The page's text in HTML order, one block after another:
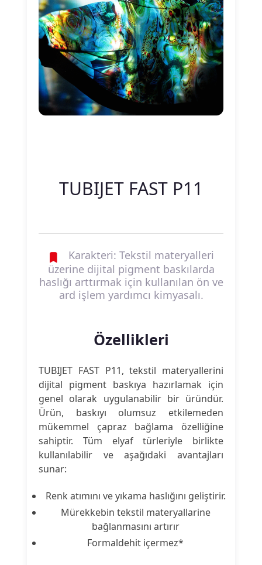
TUBIJET FAST P11
Karakteri: Tekstil materyalleri
üzerine dijital pigment baskılarda
haslığı arttırmak için kullanılan ön ve
ard işlem yardımcı kimyasalı.
Özellikleri
TUBIJET FAST P11, tekstil materyallerini
dijital pigment baskıya hazırlamak için
genel olarak uygulanabilir bir üründür.
Ürün, baskıyı olumsuz etkilemeden
mükemmel çapraz bağlama özelliğine
sahiptir. Tüm elyaf türleriyle birlikte
kullanılabilir ve aşağıdaki avantajları
sunar:
Renk atımını ve yıkama haslığını geliştirir.
Mürekkebin tekstil materyallarine
bağlanmasını artırır
Formaldehit içermez*